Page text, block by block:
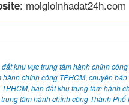
: moigioinhadat24h.com
khu vực trung tâm hành chính
hành chính công TPHCM, chuyên
, bán đất khu trung tâm hành
tâm hành chính công Thành Phố